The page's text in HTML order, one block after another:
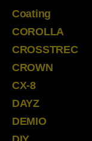
Coating
COROLLA
CROSSTREC
CROWN
CX-8
DAYZ
DEMIO